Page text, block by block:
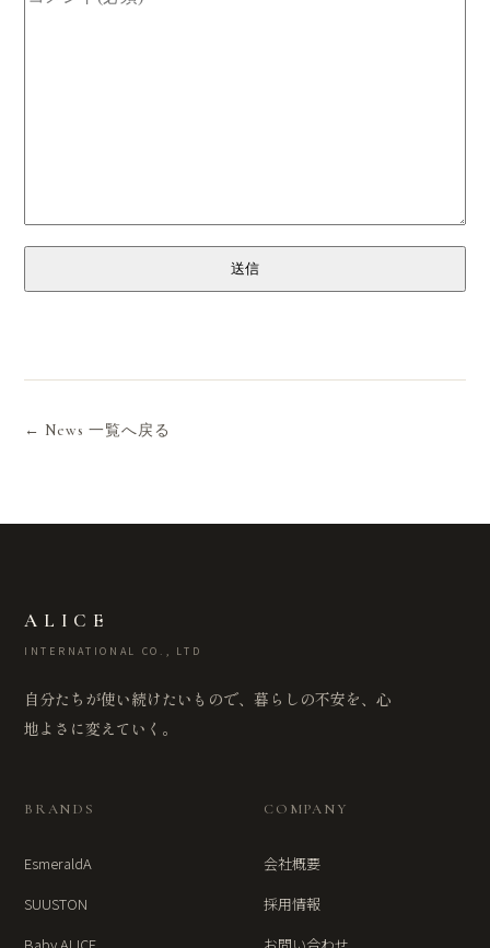
送信
← News 一覧へ戻る
ALICE
INTERNATIONAL CO., LTD
自分たちが使い続けたいもので、暮らしの不安を、心
地よさに変えていく。
BRANDS
EsmeraldA
SUUSTON
COMPANY
会社概要
採用情報